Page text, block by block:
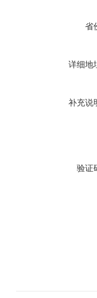
省
详细地
补充说
验证